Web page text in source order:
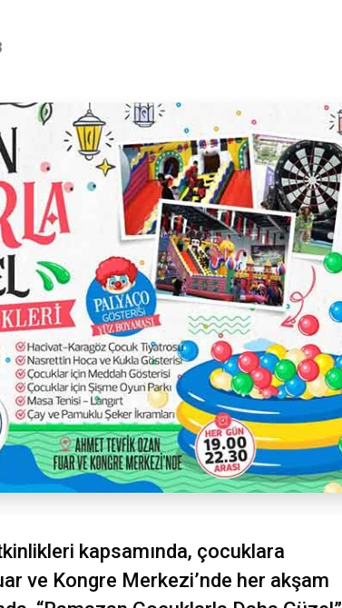
kapsamında, çocuklara
ve Kongre Merkezi’nde her akşam